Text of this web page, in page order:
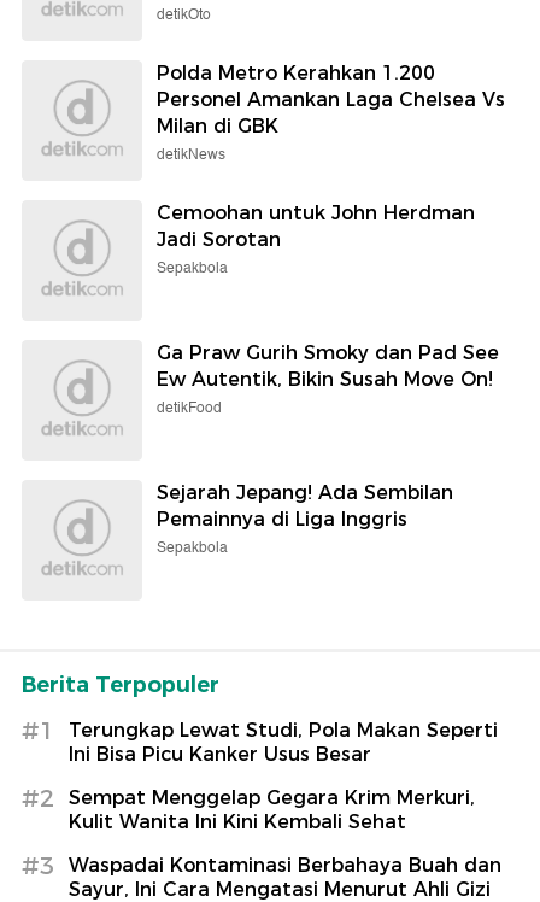
detikOto
Polda Metro Kerahkan 1.200
Personel Amankan Laga Chelsea Vs
Milan di GBK
detikNews
Cemoohan untuk John Herdman
Jadi Sorotan
Sepakbola
Ga Praw Gurih Smoky dan Pad See
Ew Autentik, Bikin Susah Move On!
detikFood
Sejarah Jepang! Ada Sembilan
Pemainnya di Liga Inggris
Sepakbola
Berita Terpopuler
#1
Terungkap Lewat Studi, Pola Makan Seperti
Ini Bisa Picu Kanker Usus Besar
#2
Sempat Menggelap Gegara Krim Merkuri,
Kulit Wanita Ini Kini Kembali Sehat
#3
Waspadai Kontaminasi Berbahaya Buah dan
Sayur, Ini Cara Mengatasi Menurut Ahli Gizi